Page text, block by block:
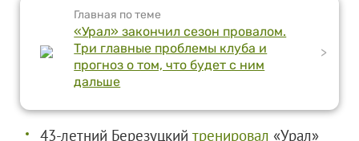
Главная по теме
«Урал» закончил сезон провалом.
Три главные проблемы клуба и
прогноз о том, что будет с ним
дальше
>
43-летний Березуцкий тренировал «Урал»